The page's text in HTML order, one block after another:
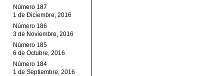
Número 187
1 de Diciembre, 2016
Número 186
3 de Noviembre, 2016
Número 185
6 de Octubre, 2016
Número 184
1 de Septiembre, 2016